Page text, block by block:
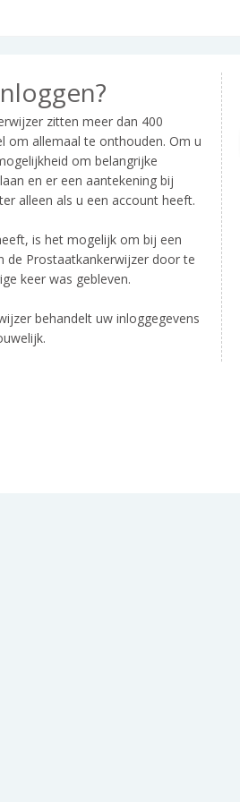
zitten meer dan 400
om allemaal te onthouden. Om u
om belangrijke
en er een aantekening bij
alleen als u een account heeft.
is het mogelijk om bij een
de Prostaatkankerwijzer door te
keer was gebleven.
behandelt uw inloggegevens